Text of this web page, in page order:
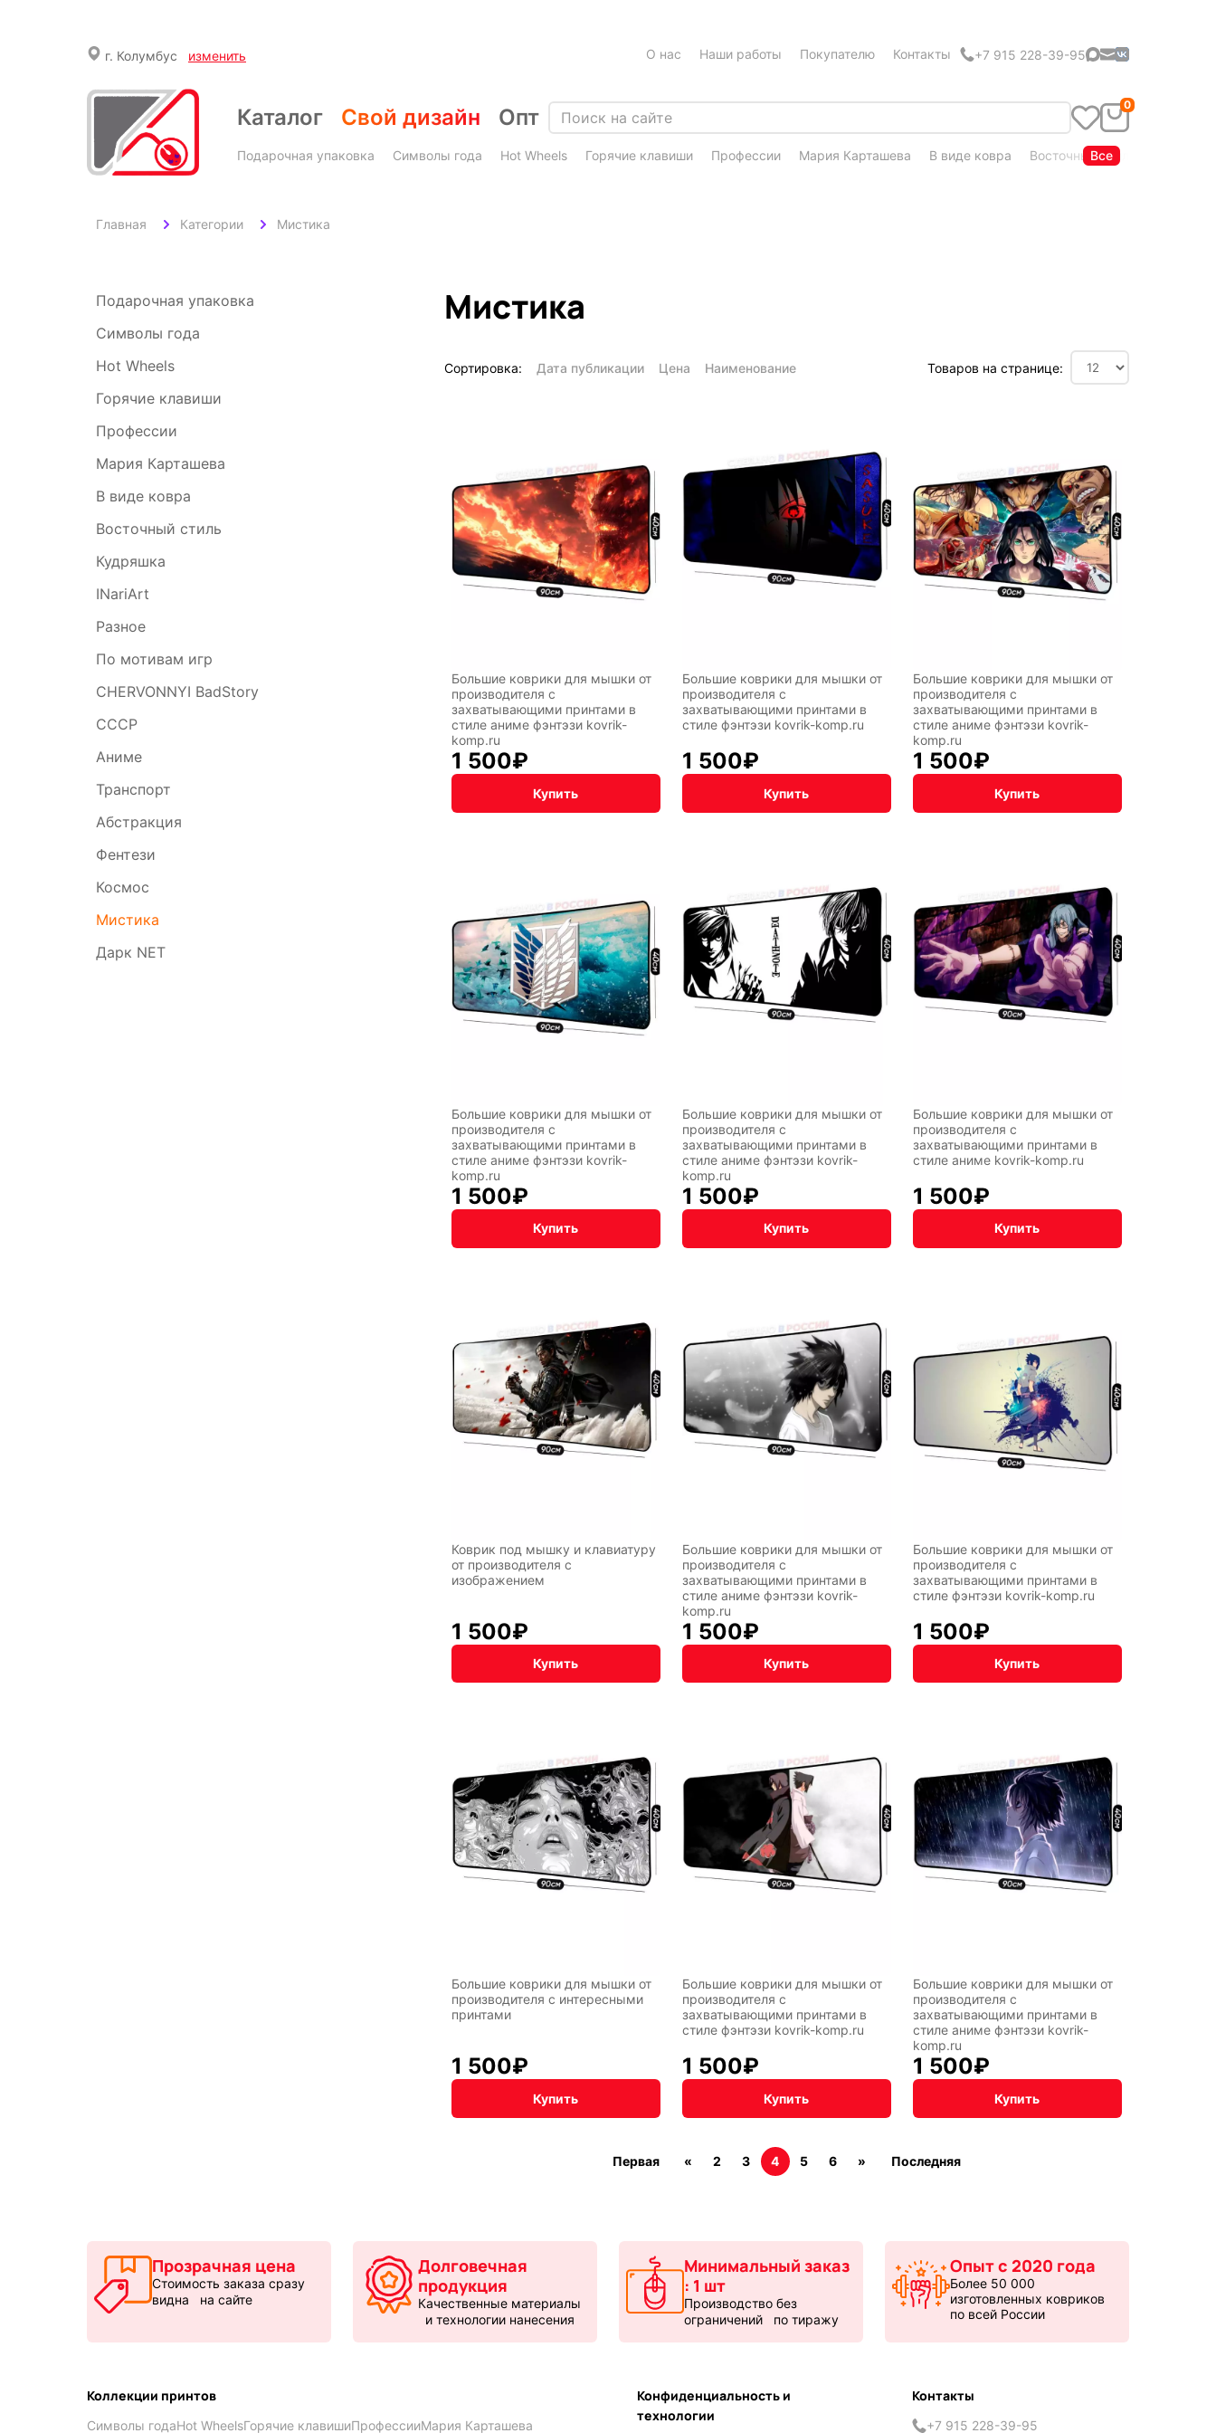
г. Колумбус изменить О нас Наши работы Покупателю Контакты +7 915 228-39-95
Каталог Свой дизайн Опт 0
Подарочная упаковка Символы года Hot Wheels Горячие клавиши Профессии Мария Карташева В виде ковра Восточный стиль
Все
Главная Категории Мистика
Подарочная упаковка
Символы года
Hot Wheels
Горячие клавиши
Профессии
Мария Карташева
В виде ковра
Восточный стиль
Кудряшка
INariArt
Разное
По мотивам игр
CHERVONNYI BadStory
СССР
Аниме
Транспорт
Абстракция
Фентези
Космос
Мистика
Дарк NET
Мистика
Сортировка: Дата публикации Цена Наименование Товаров на странице:
Большие коврики для мышки от
производителя с
захватывающими принтами в
стиле аниме фэнтэзи kovrik-
komp.ru
1 500₽
Купить
Большие коврики для мышки от
производителя с
захватывающими принтами в
стиле фэнтэзи kovrik-komp.ru
1 500₽
Купить
Большие коврики для мышки от
производителя с
захватывающими принтами в
стиле аниме фэнтэзи kovrik-
komp.ru
1 500₽
Купить
Большие коврики для мышки от
производителя с
захватывающими принтами в
стиле аниме фэнтэзи kovrik-
komp.ru
1 500₽
Купить
Большие коврики для мышки от
производителя с
захватывающими принтами в
стиле аниме фэнтэзи kovrik-
komp.ru
1 500₽
Купить
Большие коврики для мышки от
производителя с
захватывающими принтами в
стиле аниме kovrik-komp.ru
1 500₽
Купить
Коврик под мышку и клавиатуру
от производителя с
изображением
1 500₽
Купить
Большие коврики для мышки от
производителя с
захватывающими принтами в
стиле аниме фэнтэзи kovrik-
komp.ru
1 500₽
Купить
Большие коврики для мышки от
производителя с
захватывающими принтами в
стиле фэнтэзи kovrik-komp.ru
1 500₽
Купить
Большие коврики для мышки от
производителя с интересными
принтами
1 500₽
Купить
Большие коврики для мышки от
производителя с
захватывающими принтами в
стиле фэнтэзи kovrik-komp.ru
1 500₽
Купить
Большие коврики для мышки от
производителя с
захватывающими принтами в
стиле аниме фэнтэзи kovrik-
komp.ru
1 500₽
Купить
Первая « 2 3 4 5 6 » Последняя
Прозрачная цена
Стоимость заказа сразу
видна на сайте
Долговечная
продукция
Качественные материалы
и технологии нанесения
Минимальный заказ
: 1 шт
Производство без
ограничений по тиражу
Опыт с 2020 года
Более 50 000
изготовленных ковриков
по всей России
Коллекции принтов
Символы годаHot WheelsГорячие клавишиПрофессииМария Карташева
Конфиденциальность и
технологии
Контакты
+7 915 228-39-95
Hot
Wheels
Горячие
Мария
Карташева
В виде
ковра
Кудряшка INariArt
мотивам
игр
BadStory
Аниме Транспорт
Текущий:Колумбус